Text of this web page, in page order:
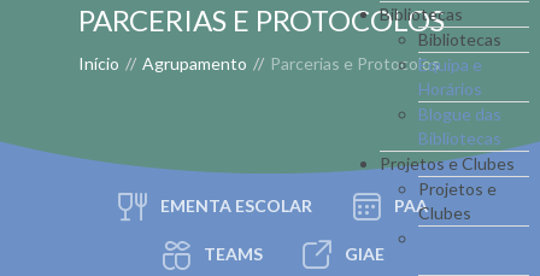
Bibliotecas
Bibliotecas
Equipa e
Horários
Blogue das
Bibliotecas
Projetos e Clubes
Projetos e
Clubes
PARCERIAS E PROTOCOLOS
Início // Agrupamento // Parcerias e Protocolos
EMENTA ESCOLAR PAA
TEAMS GIAE